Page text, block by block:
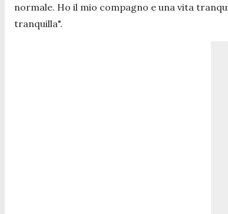
normale. Ho il mio compagno e una vita
tranquilla".